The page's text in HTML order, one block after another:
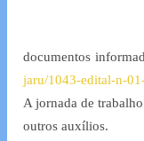
documentos
jaru/1043-edital-n-
A jornada de
outros auxílios.